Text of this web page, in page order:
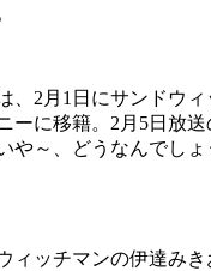
、2月1日にサンドウィ
ーに移籍。2月5日放
や～、どうなんでし
ィッチマンの伊達みき